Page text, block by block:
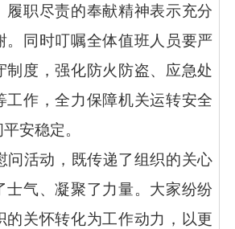
履职尽责的奉献精神表示充分
。同时叮嘱全体值班人员要严
制度，强化防火防盗、应急处
工作，全力保障机关运转安全
安稳定。
活动，既传递了组织的关心
士气、凝聚了力量。大家纷纷
的关怀转化为工作动力，以更